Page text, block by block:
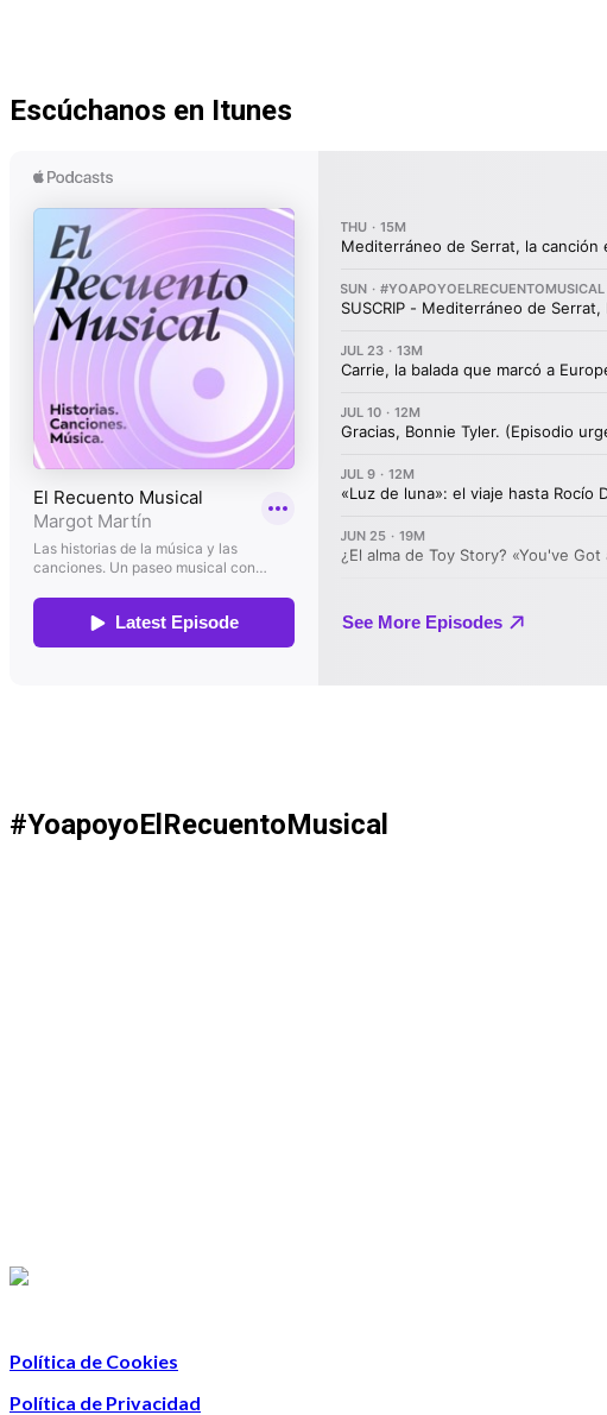
Escúchanos en Itunes
#YoapoyoElRecuentoMusical
Política de Cookies
Política de Privacidad